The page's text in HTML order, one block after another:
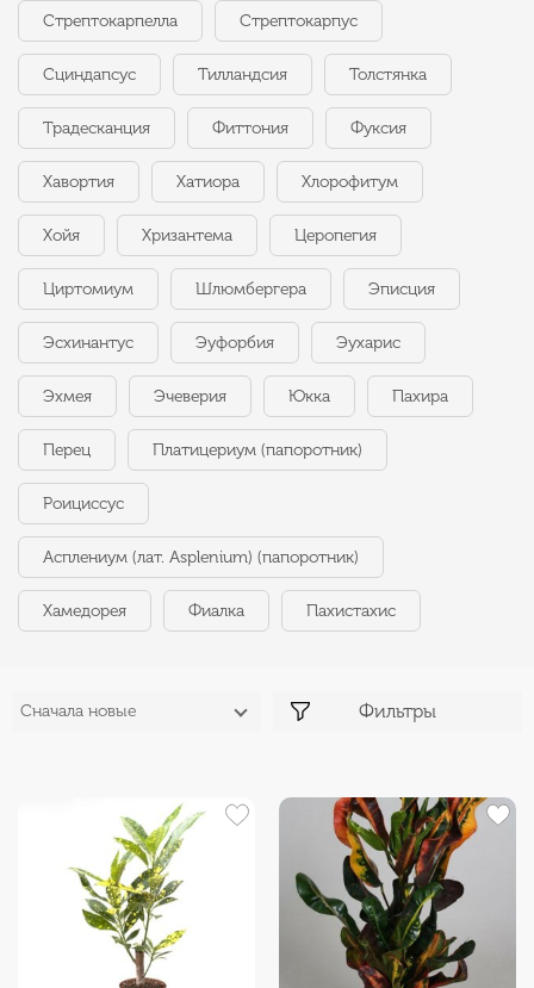
Стрептокарпелла Стрептокарпус
Сциндапсус Тилландсия Толстянка
Традесканция Фиттония Фуксия
Хавортия Хатиора Хлорофитум
Хойя Хризантема Церопегия
Циртомиум Шлюмбергера Эписция
Эсхинантус Эуфорбия Эухарис
Эхмея Эчеверия Юкка Пахира
Перец Платицериум (папоротник)
Роициссус
Асплениум (лат. Asplenium) (папоротник)
Хамедорея Фиалка Пахистахис
Сначала новые Фильтры